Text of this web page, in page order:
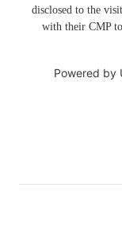
disclosed to the
with their CMP
Powered by